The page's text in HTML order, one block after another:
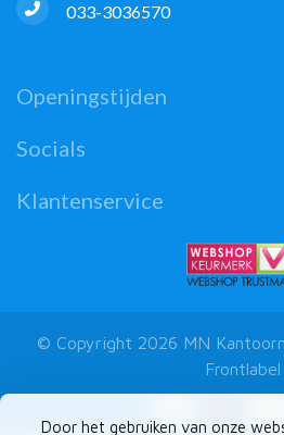
Door het gebruiken van onze
033-3036570
Openingstijden
Socials
Klantenservice
© Copyright 2026 MN
Frontlabel